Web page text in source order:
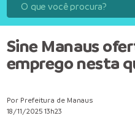
Sine Manaus
emprego nesta
Por Prefeitura de Manaus
18/11/2025 13h23